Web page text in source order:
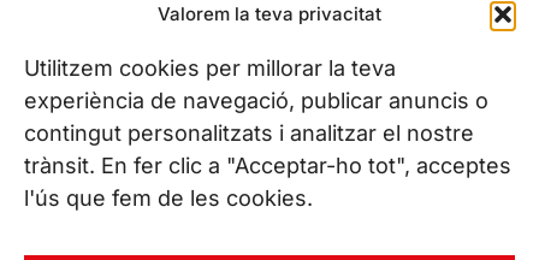
Valorem la teva privacitat
Utilitzem cookies per millorar la teva
experiència de navegació, publicar anuncis o
contingut personalitzats i analitzar el nostre
trànsit. En fer clic a "Acceptar-ho tot", acceptes
l'ús que fem de les cookies.
08225 Terrassa, (Barcelona)
All our offices
CONTACT US
Phone. (+34) 937 882 300